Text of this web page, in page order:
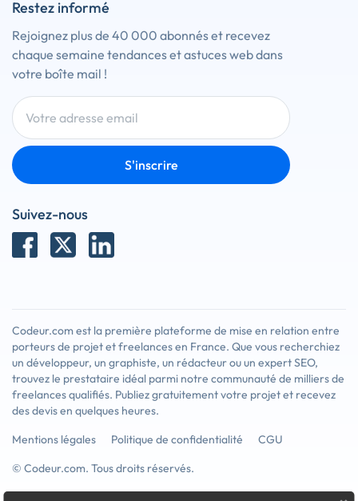
Restez informé
Rejoignez plus de 40 000 abonnés et recevez
chaque semaine tendances et astuces web dans
votre boîte mail !
S'inscrire
Suivez-nous
Codeur.com est la première plateforme de mise en relation entre
porteurs de projet et freelances en France. Que vous recherchiez
un développeur, un graphiste, un rédacteur ou un expert SEO,
trouvez le prestataire idéal parmi notre communauté de milliers de
freelances qualifiés. Publiez gratuitement votre projet et recevez
des devis en quelques heures.
Mentions légales
Politique de confidentialité
CGU
© Codeur.com. Tous droits réservés.